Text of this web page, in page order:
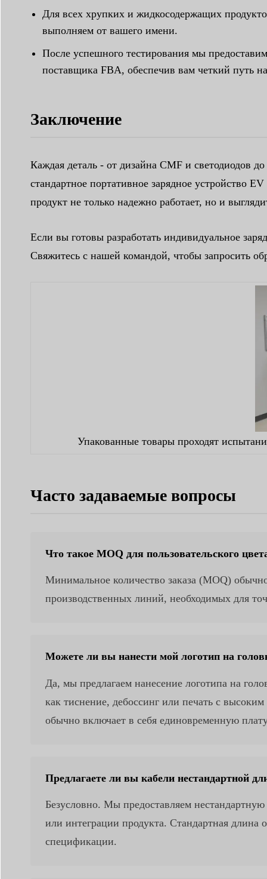
Для всех хрупких и жидкосодержащих
выполняем от вашего имени.
После успешного тестирования мы
поставщика FBA, обеспечив вам четкий путь
Заключение
Каждая деталь - от дизайна CMF и светодиодов
стандартное портативное зарядное устройство
продукт не только надежно работает, но и
Если вы готовы разработать индивидуальное
Свяжитесь с нашей командой, чтобы запросить
Упакованные товары проходят
Часто задаваемые вопросы
Что такое MOQ для пользовательского
Минимальное количество заказа (MOQ)
производственных линий, необходимых для
Можете ли вы нанести мой логотип на
Да, мы предлагаем нанесение логотипа на
как тиснение, дебоссинг или печать с
обычно включает в себя единовременную
Предлагаете ли вы кабели нестандартной
Безусловно. Мы предоставляем
или интеграции продукта. Стандартная
спецификации.